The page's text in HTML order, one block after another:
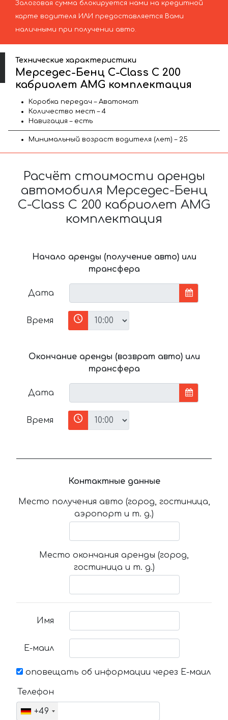
Залоговая сумма блокируется нами на кредитной
карте водителя ИЛИ предоставляется Вами
наличными при получении авто.
Технические характеристики
Мерседес-Бенц C-Class C 200
кабриолет AMG комплектация
Коробка передач – Аватомат
Количество мест – 4
Навигация – есть
Минимальный возраст водителя (лет) – 25
Расчёт стоимости аренды
автомобиля Мерседес-Бенц
C-Class C 200 кабриолет AMG
комплектация
Начало аренды (получение авто) или
трансфера
Дата
Время
Окончание аренды (возврат авто) или
трансфера
Дата
Время
Контактные данные
Место получения авто (город, гостиница,
аэропорт и т. д.)
Место окончания аренды (город,
гостиница и т. д.)
Имя
Е-маил
оповещать об информации через Е-маил
Телефон
+49